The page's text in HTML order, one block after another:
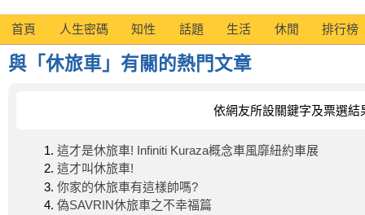
首頁 人生密碼 知性 話題 生活 休閒 排行榜
與「休旅車」有關的熱門文章
依網友所設關鍵字及票選結
這才是休旅車! Infiniti Kuraza概念車風靡紐約車展
這才叫休旅車!
你家的休旅車有這樣帥嗎?
偽SAVRIN休旅車之不幸福篇